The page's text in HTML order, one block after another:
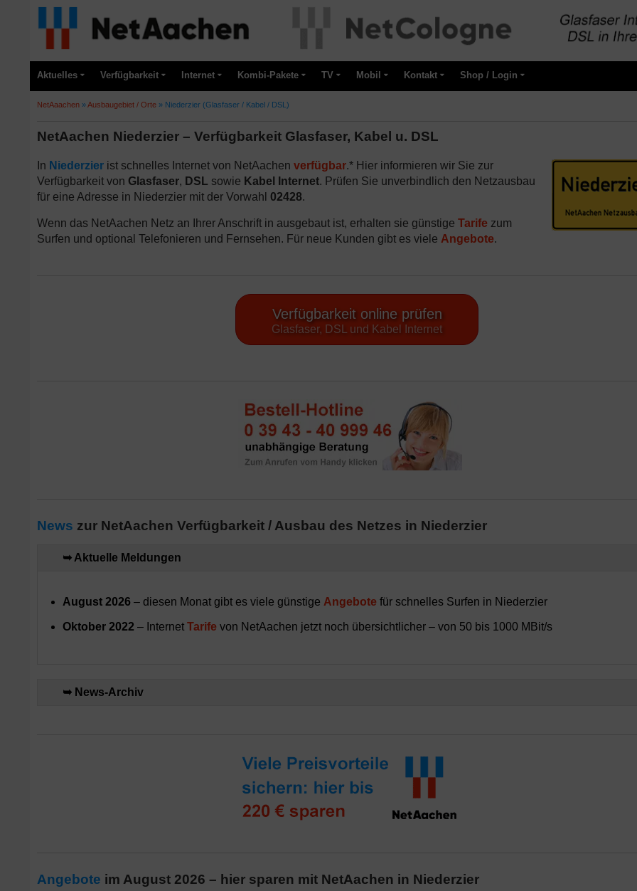
Aktuelles Verfügbarkeit Internet Kombi-Pakete TV Mobil Kontakt Shop / Login
NetAaachen »Ausbaugebiet / Orte » Niederzier (Glasfaser / Kabel / DSL)
NetAachen Niederzier – Verfügbarkeit Glasfaser, Kabel u. DSL
In Niederzier ist schnelles Internet von NetAachen verfügbar.* Hier informieren wir Sie zur
Verfügbarkeit von Glasfaser, DSL sowie Kabel Internet. Prüfen Sie unverbindlich den Netzausbau
für eine Adresse in Niederzier mit der Vorwahl 02428.
Wenn das NetAachen Netz an Ihrer Anschrift in ausgebaut ist, erhalten sie günstige Tarife zum
Surfen und optional Telefonieren und Fernsehen. Für neue Kunden gibt es viele Angebote.
Verfügbarkeit online prüfen
Glasfaser, DSL und Kabel Internet
News zur NetAachen Verfügbarkeit / Ausbau des Netzes in Niederzier
➥ Aktuelle Meldungen
August 2026 – diesen Monat gibt es viele günstige Angebote für schnelles Surfen in Niederzier
Oktober 2022 – Internet Tarife von NetAachen jetzt noch übersichtlicher – von 50 bis 1000 MBit/s
➥ News-Archiv
Angebote im August 2026 – hier sparen mit NetAachen in Niederzier